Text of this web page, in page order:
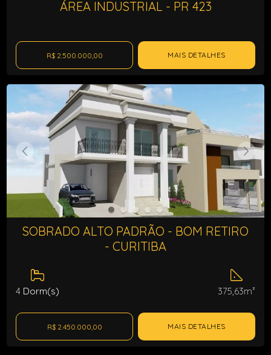
ÁREA INDUSTRIAL - PR 423
R$ 2.500.000,00 MAIS DETALHES
SOBRADO ALTO PADRÃO - BOM RETIRO
- CURITIBA
4 Dorm(s) 375,63m²
R$ 2.450.000,00 MAIS DETALHES